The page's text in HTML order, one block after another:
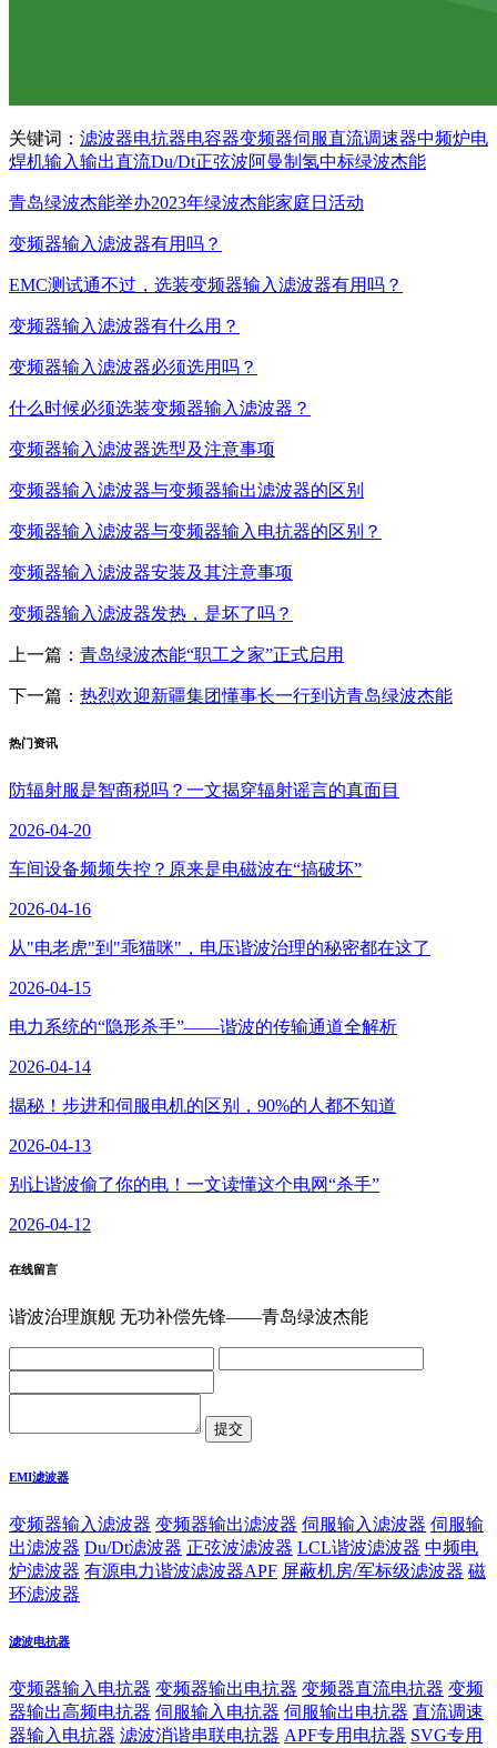
关键词： 滤波器电抗器电容器变频器伺服直流调速器中频炉电
焊机输入输出直流Du/Dt正弦波阿曼制氢中标绿波杰能
青岛绿波杰能举办2023年绿波杰能家庭日活动
变频器输入滤波器有用吗？
EMC测试通不过，选装变频器输入滤波器有用吗？
变频器输入滤波器有什么用？
变频器输入滤波器必须选用吗？
什么时候必须选装变频器输入滤波器？
变频器输入滤波器选型及注意事项
变频器输入滤波器与变频器输出滤波器的区别
变频器输入滤波器与变频器输入电抗器的区别？
变频器输入滤波器安装及其注意事项
变频器输入滤波器发热，是坏了吗？
上一篇： 青岛绿波杰能“职工之家”正式启用
下一篇： 热烈欢迎新疆集团懂事长一行到访青岛绿波杰能
热门资讯
防辐射服是智商税吗？一文揭穿辐射谣言的真面目
2026-04-20
车间设备频频失控？原来是电磁波在“搞破坏”
2026-04-16
从"电老虎"到"乖猫咪"，电压谐波治理的秘密都在这了
2026-04-15
电力系统的“隐形杀手”——谐波的传输通道全解析
2026-04-14
揭秘！步进和伺服电机的区别，90%的人都不知道
2026-04-13
别让谐波偷了你的电！一文读懂这个电网“杀手”
2026-04-12
在线留言
谐波治理旗舰 无功补偿先锋——青岛绿波杰能
EMI滤波器
变频器输入滤波器 变频器输出滤波器 伺服输入滤波器 伺服输
出滤波器 Du/Dt滤波器 正弦波滤波器 LCL谐波滤波器 中频电
炉滤波器 有源电力谐波滤波器APF 屏蔽机房/军标级滤波器 磁
环滤波器
滤波电抗器
变频器输入电抗器 变频器输出电抗器 变频器直流电抗器 变频
器输出高频电抗器 伺服输入电抗器 伺服输出电抗器 直流调速
器输入电抗器 滤波消谐串联电抗器 APF专用电抗器 SVG专用